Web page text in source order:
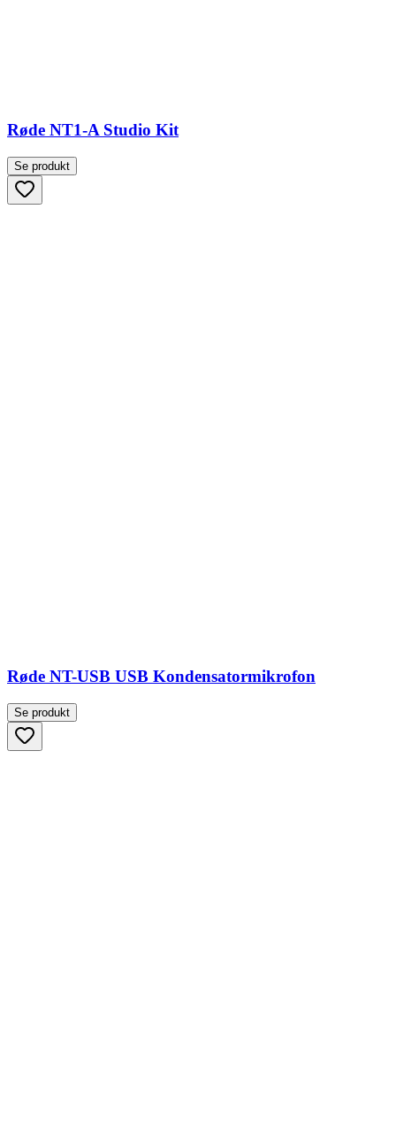
Røde NT1-A Studio Kit
Se produkt
Røde NT-USB USB Kondensatormikrofon
Se produkt